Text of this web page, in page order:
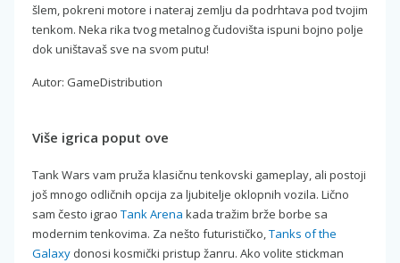
šlem, pokreni motore i nateraj zemlju da podrhtava pod tvojim
tenkom. Neka rika tvog metalnog čudovišta ispuni bojno polje
dok uništavaš sve na svom putu!
Autor: GameDistribution
Više igrica poput ove
Tank Wars vam pruža klasičnu tenkovski gameplay, ali postoji
još mnogo odličnih opcija za ljubitelje oklopnih vozila. Lično
sam često igrao Tank Arena kada tražim brže borbe sa
modernim tenkovima. Za nešto futurističko,Tanks of the
Galaxy donosi kosmički pristup žanru. Ako volite stickman